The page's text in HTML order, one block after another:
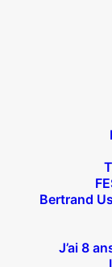
Bertrand
J’ai 8